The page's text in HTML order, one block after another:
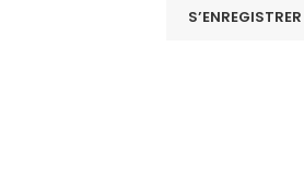
S’ENREGISTRER